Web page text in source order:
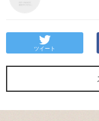
ツイート